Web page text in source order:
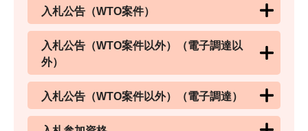
入札公告（WTO案件）
入札公告（WTO案件以外）（電子調達以
外）
入札公告（WTO案件以外）（電子調達）